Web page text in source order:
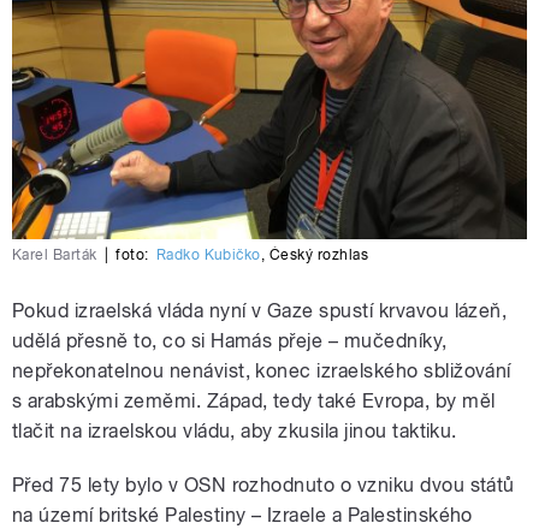
Karel Barták foto: Radko Kubičko, Český rozhlas
Pokud izraelská vláda nyní v Gaze spustí krvavou lázeň,
udělá přesně to, co si Hamás přeje – mučedníky,
nepřekonatelnou nenávist, konec izraelského sbližování
s arabskými zeměmi. Západ, tedy také Evropa, by měl
tlačit na izraelskou vládu, aby zkusila jinou taktiku.
Před 75 lety bylo v OSN rozhodnuto o vzniku dvou států
na území britské Palestiny – Izraele a Palestinského